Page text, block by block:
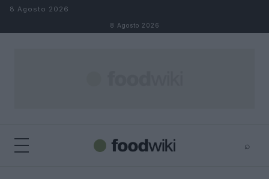
Salta al contenuto
8 Agosto 2026
8 Agosto 2026
⌕